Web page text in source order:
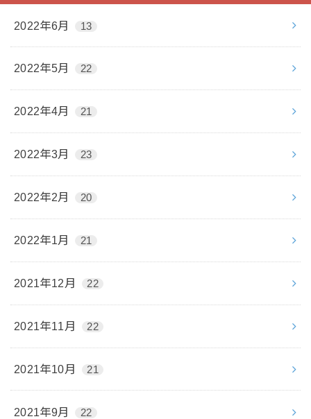
2022年6月 13
2022年5月 22
2022年4月 21
2022年3月 23
2022年2月 20
2022年1月 21
2021年12月 22
2021年11月 22
2021年10月 21
2021年9月 22